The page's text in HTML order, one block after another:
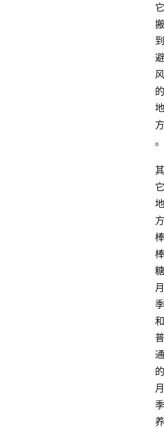
它
搬
到
避
风
的
地
方
。
其
它
地
方
棒
棒
糖
月
季
和
普
通
的
月
季
养